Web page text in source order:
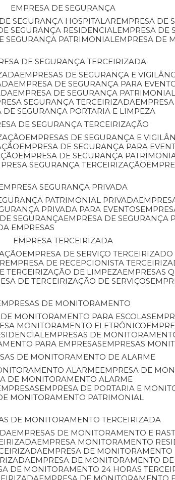
EMPRESA DE SEGURANÇA
DE SEGURANÇA HOSPITALAR
EMPRESA DE
SEGURANÇA RESIDENCIAL EMPRESA
SEGURANÇA PATRIMONIAL EMPRESA
DE SEGURANÇA TERCEIRIZADA
EMPRESAS DE SEGURANÇA E
EMPRESA DE SEGURANÇA PARA
EMPRESA DE SEGURANÇA
SEGURANÇA TERCEIRIZADA
DE SEGURANÇA PORTARIA E LIMPEZA
DE SEGURANÇA TERCEIRIZAÇÃO
EMPRESAS DE SEGURANÇA E
EMPRESA DE SEGURANÇA PARA
EMPRESA DE SEGURANÇA
SEGURANÇA TERCEIRIZAÇÃO
EMPRESA SEGURANÇA PRIVADA
PATRIMONIAL PRIVADA
PRIVADA PARA EVENTOS
SEGURANÇA EMPRESA DE SEGURANÇA
EMPRESAS
EMPRESA TERCEIRIZADA
EMPRESA DE SERVIÇO TERCEIRIZADO
EMPRESA DE RECEPCIONISTA
TERCEIRIZAÇÃO DE LIMPEZA EMPRESAS
DE TERCEIRIZAÇÃO DE SERVIÇOS
EMPRESAS DE MONITORAMENTO
DE MONITORAMENTO PARA ESCOLAS
MONITORAMENTO ELETRÔNICO
EMPRESAS DE
PARA EMPRESAS
EMPRESAS
DE MONITORAMENTO DE ALARME
ALARME EMPRESA DE
DE MONITORAMENTO ALARME
EMPRESA DE PORTARIA E
MONITORAMENTO PATRIMONIAL
DE MONITORAMENTO TERCEIRIZADA
EMPRESAS DE MONITORAMENTO E
EMPRESA MONITORAMENTO
EMPRESA DE
EMPRESA DE MONITORAMENTO
DE MONITORAMENTO 24 HORAS